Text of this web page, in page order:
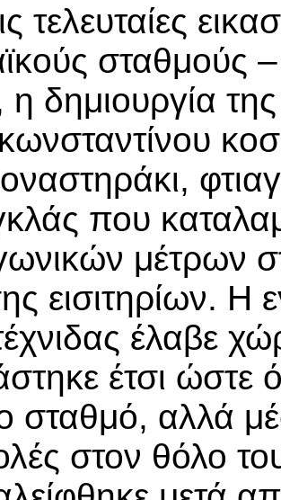
τελευταίες
σταθμούς
η δημιουργία
που
μέτρων
εισιτηρίων. Η
έλαβε
έτσι ώστε
σταθμό, αλλά
στον θόλο